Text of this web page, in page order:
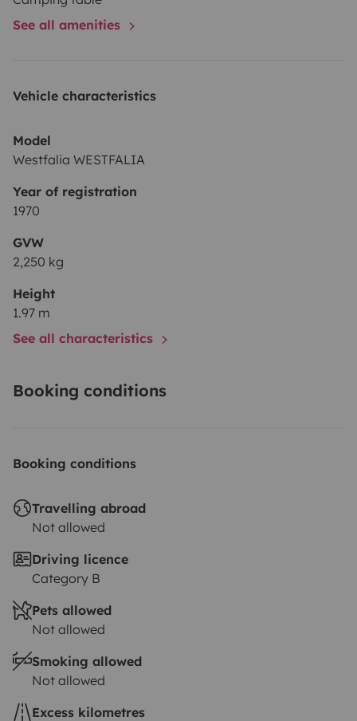
vous partager notre passion.
See all amenities
Vehicle characteristics
Model
Westfalia WESTFALIA
Year of registration
1970
GVW
2,250 kg
Height
1.97 m
See all characteristics
Booking conditions
Booking conditions
Travelling abroad
Not allowed
Driving licence
Category B
Pets allowed
Not allowed
Smoking allowed
Not allowed
Excess kilometres